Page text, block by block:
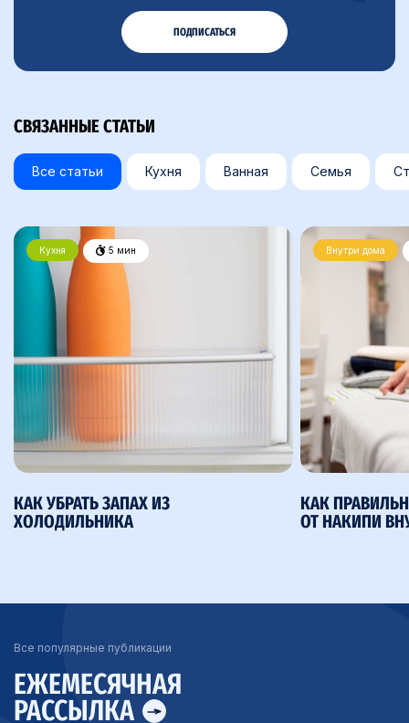
ПОДПИСАТЬСЯ
СВЯЗАННЫЕ СТАТЬИ
Все статьи Кухня Ванная Семья
Кухня 5 мин
КАК УБРАТЬ ЗАПАХ ИЗ
ХОЛОДИЛЬНИКА
Внутри дома
КАК
ОТ НАКИПИ
Все популярные публикации
ЕЖЕМЕСЯЧНАЯ
РАССЫЛКА